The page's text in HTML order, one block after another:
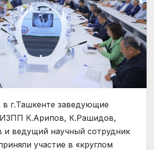
в г.Ташкенте заведующие
К.Арипов, К.Рашидов,
и ведущий научный сотрудник
участие в «круглом